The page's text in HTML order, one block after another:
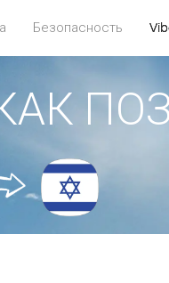
Безопасность